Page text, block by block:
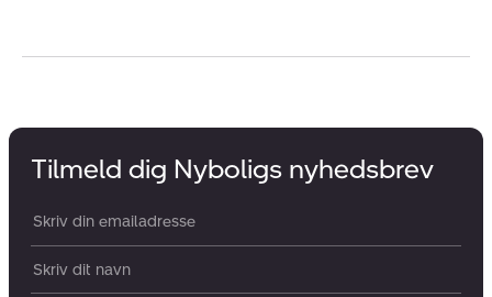
Tilmeld dig Nyboligs nyhedsbrev
Din email:
Dit navn: